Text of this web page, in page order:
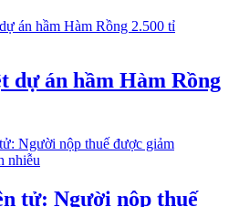
dự án hầm Hàm Rồng
tử: Người nộp thuế